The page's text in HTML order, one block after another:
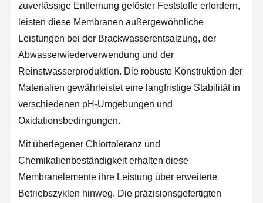
Zubehör für Wasserreinigungsanlagen
zuverlässige Entfernung gelöster Feststoffe erfordern,
leisten diese Membranen außergewöhnliche
Leistungen bei der Brackwasserentsalzung, der
Abwasserwiederverwendung und der
Reinstwasserproduktion. Die robuste Konstruktion der
Materialien gewährleistet eine langfristige Stabilität in
verschiedenen pH-Umgebungen und
Oxidationsbedingungen.
Mit überlegener Chlortoleranz und
Chemikalienbeständigkeit erhalten diese
Membranelemente ihre Leistung über erweiterte
Betriebszyklen hinweg. Die präzisionsgefertigten